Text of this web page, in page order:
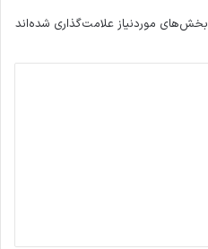
بخش‌های موردنیاز علامت‌گذاری شده‌اند